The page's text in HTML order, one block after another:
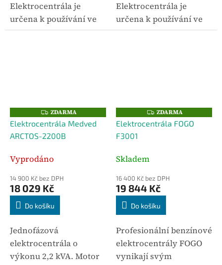
Elektrocentrála je
určena k používání ve
stavebnictví a při
Elektrocentrála je
určena k používání ve
stavebnictví a při
Z
D
A
R
M
ZDARMA
Elektrocentrála Medved
ARCTOS-2200B
Vyprodáno
14 900 Kč bez DPH
18 029 Kč
Do košíku
Jednofázová
elektrocentrála o
výkonu 2,2 kVA. Motor
Z
D
A
ZDARMA
Elektrocentrála FOGO
F3001
Skladem
16 400 Kč bez DPH
19 844 Kč
Do košíku
Profesionální benzínové
elektrocentrály FOGO
vynikají svým